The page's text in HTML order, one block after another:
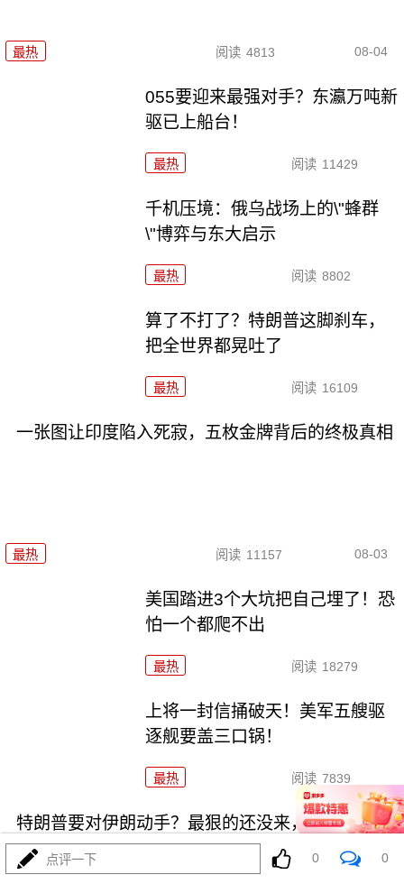
最热 阅读 4813 08-04
055要迎来最强对手？东瀛万吨新
驱已上船台！
最热 阅读 11429
千机压境：俄乌战场上的\"蜂群
\"博弈与东大启示
最热 阅读 8802
算了不打了？特朗普这脚刹车，
把全世界都晃吐了
最热 阅读 16109
一张图让印度陷入死寂，五枚金牌背后的终极真相
最热 阅读 11157 08-03
美国踏进3个大坑把自己埋了！恐
怕一个都爬不出
最热 阅读 18279
上将一封信捅破天！美军五艘驱
逐舰要盖三口锅！
最热 阅读 7839
特朗普要对伊朗动手？最狠的还没来，最骚的来了
点评一下 0 0